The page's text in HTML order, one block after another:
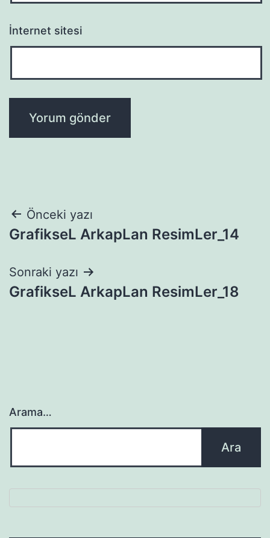
İnternet sitesi
Yazı
gezinmesi
Önceki yazı
GrafikseL ArkapLan ResimLer_14
Sonraki yazı
GrafikseL ArkapLan ResimLer_18
Arama…